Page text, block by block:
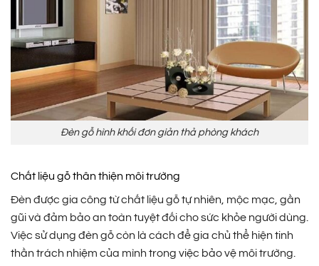
Đèn gỗ hình khối đơn giản thả phòng khách
Chất liệu gỗ thân thiện môi trường
Đèn được gia công từ chất liệu gỗ tự nhiên, mộc mạc, gần
gũi và đảm bảo an toàn tuyệt đối cho sức khỏe người dùng.
Việc sử dụng đèn gỗ còn là cách để gia chủ thể hiện tinh
thần trách nhiệm của mình trong việc bảo vệ môi trường.